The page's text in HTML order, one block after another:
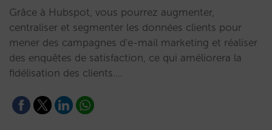
Grâce à Hubspot, vous pourrez augmenter,
centraliser et segmenter les données clients pour
mener des campagnes d'e-mail marketing et réaliser
des enquêtes de satisfaction, ce qui améliorera la
fidélisation des clients.…